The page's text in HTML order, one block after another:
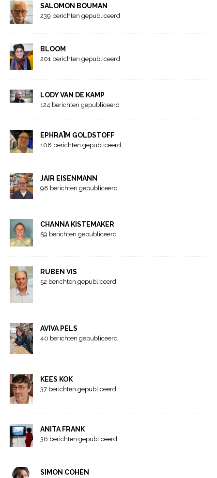
SALOMON BOUMAN
239 berichten gepubliceerd
BLOOM
201 berichten gepubliceerd
LODY VAN DE KAMP
124 berichten gepubliceerd
EPHRAÏM GOLDSTOFF
108 berichten gepubliceerd
JAIR EISENMANN
98 berichten gepubliceerd
CHANNA KISTEMAKER
59 berichten gepubliceerd
RUBEN VIS
52 berichten gepubliceerd
AVIVA PELS
40 berichten gepubliceerd
KEES KOK
37 berichten gepubliceerd
ANITA FRANK
36 berichten gepubliceerd
SIMON COHEN